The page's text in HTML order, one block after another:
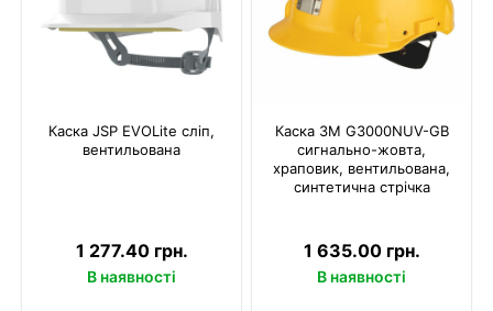
Каска JSP EVOLite сліп,
вентильована
1 277.40 грн.
В наявності
Каска 3M G3000NUV-GB
сигнально-жовта,
храповик, вентильована,
синтетична стрічка
1 635.00 грн.
В наявності